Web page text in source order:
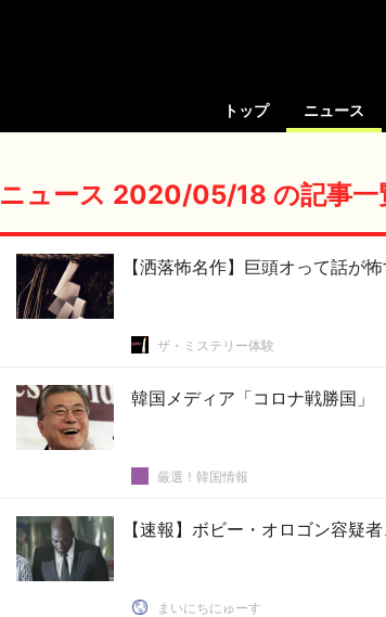
トップ ニュース
ニュース 2020/05/18 の記事一
【洒落怖名作】巨頭オって話が
ザ・ミステリー体験
韓国メディア「コロナ戦勝国」
厳選！韓国情報
【速報】ボビー・オロゴン容疑者
まいにちにゅーす